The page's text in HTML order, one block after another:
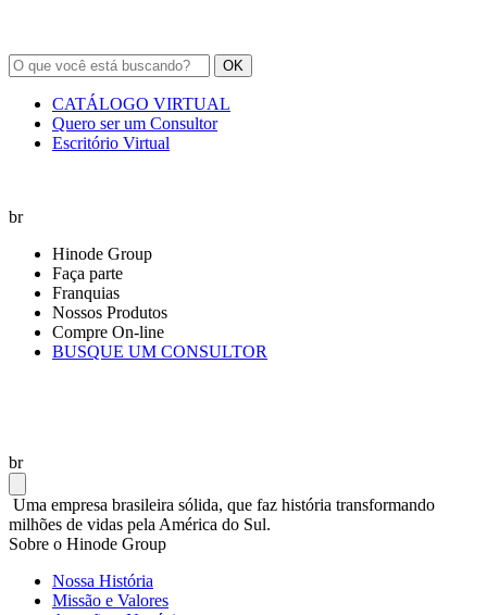
OK
CATÁLOGO VIRTUAL
Quero ser um Consultor
Escritório Virtual
br
Hinode Group
Faça parte
Franquias
Nossos Produtos
Compre On-line
BUSQUE UM CONSULTOR
br
Uma empresa brasileira sólida, que faz história transformando
milhões de vidas pela América do Sul.
Sobre o Hinode Group
Nossa História
Missão e Valores